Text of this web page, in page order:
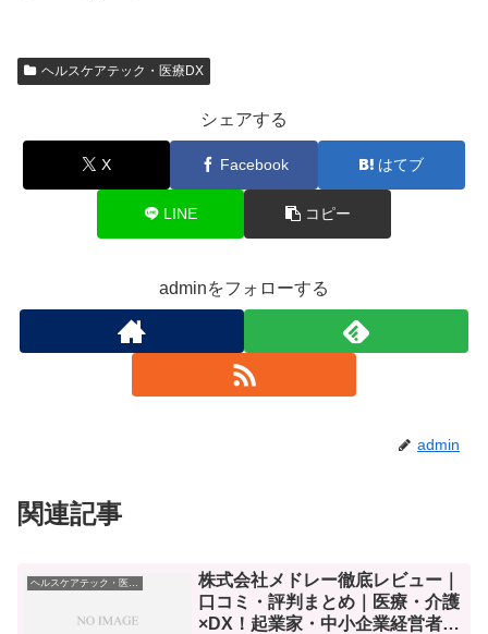
ヘルスケアテック・医療DX
シェアする
X Facebook はてブ
LINE コピー
adminをフォローする
admin
関連記事
株式会社メドレー徹底レビュー｜
口コミ・評判まとめ｜医療・介護
×DX！起業家・中小企業経営者が